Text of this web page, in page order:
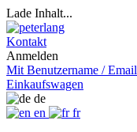
Lade Inhalt...
Kontakt
Anmelden
Mit Benutzername / Email
Einkaufswagen
de
en
fr